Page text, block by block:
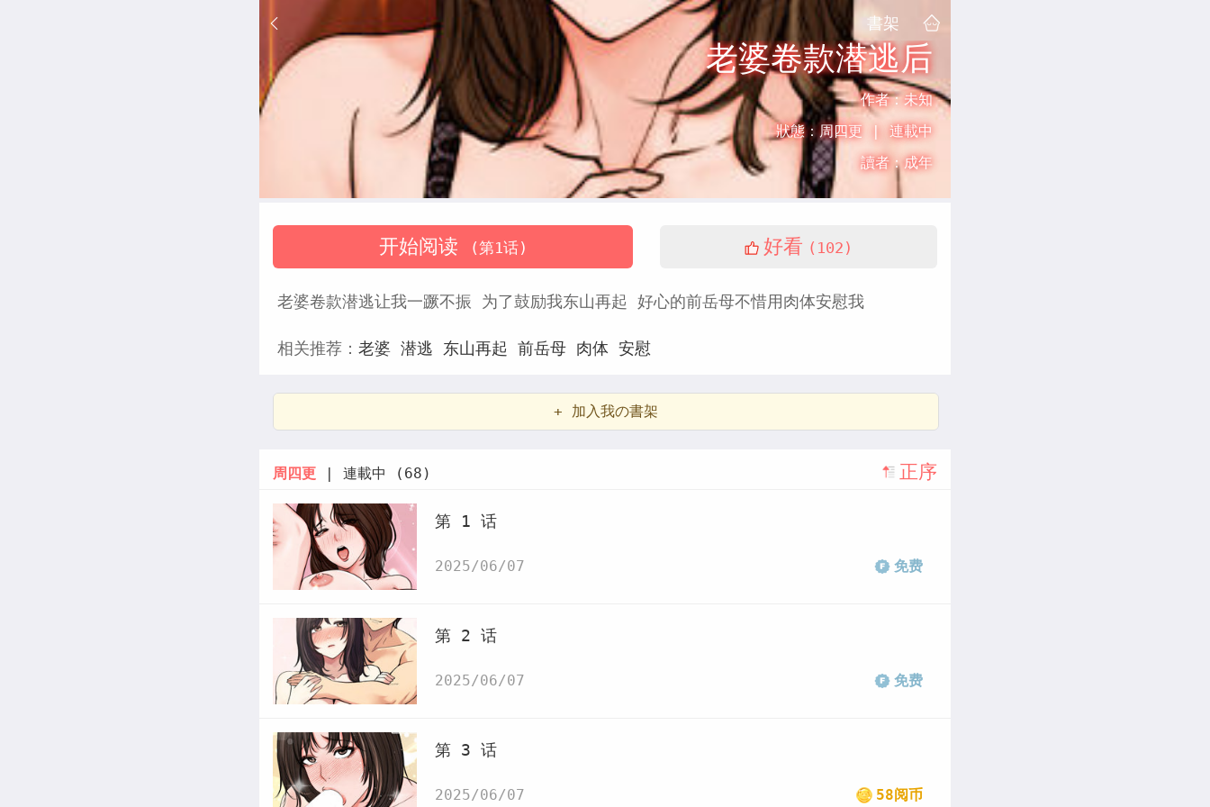
書架
老婆卷款潜逃后
作者：未知
狀態：周四更 | 連載中
讀者：成年
开始阅读 (第1话) 好看 (102)
老婆卷款潜逃让我一蹶不振 为了鼓励我东山再起 好心的前岳母不惜用肉体安慰我
相关推荐： 老婆 潜逃 东山再起 前岳母 肉体 安慰
+ 加入我の書架
周四更 | 連載中 (68) 正序
第 1 话
2025/06/07 免费
第 2 话
2025/06/07 免费
第 3 话
2025/06/07 58阅币